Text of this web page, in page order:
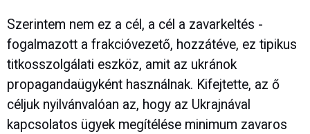
Szerintem nem ez a cél, a cél a zavarkeltés -
fogalmazott a frakcióvezető, hozzátéve, ez tipikus
titkosszolgálati eszköz, amit az ukránok
propagandaügyként használnak. Kifejtette, az ő
céljuk nyilvánvalóan az, hogy az Ukrajnával
kapcsolatos ügyek megítélése minimum zavaros